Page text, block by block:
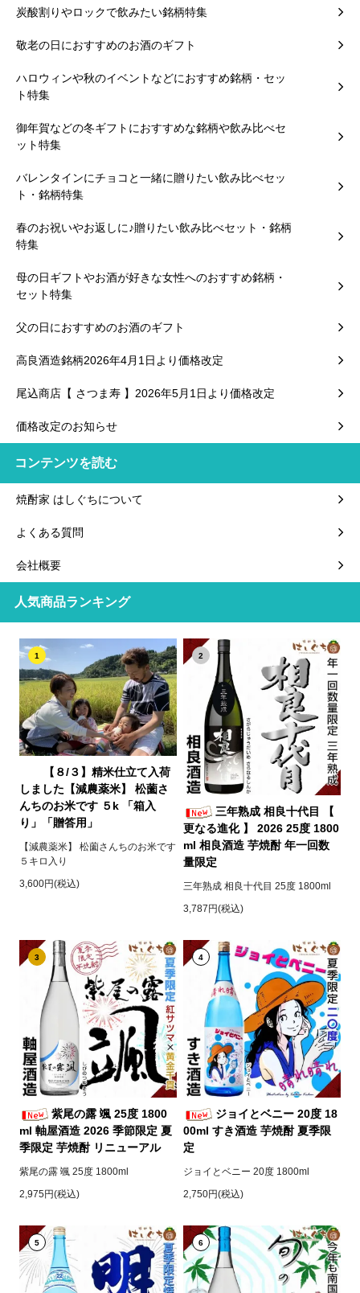
炭酸割りやロックで飲みたい銘柄特集
敬老の日におすすめのお酒のギフト
ハロウィンや秋のイベントなどにおすすめ銘柄・セッ
ト特集
御年賀などの冬ギフトにおすすめな銘柄や飲み比べセ
ット特集
バレンタインにチョコと一緒に贈りたい飲み比べセッ
ト・銘柄特集
春のお祝いやお返しに♪贈りたい飲み比べセット・銘柄
特集
母の日ギフトやお酒が好きな女性へのおすすめ銘柄・
セット特集
父の日におすすめのお酒のギフト
高良酒造銘柄2026年4月1日より価格改定
尾込商店【 さつま寿 】2026年5月1日より価格改定
価格改定のお知らせ
コンテンツを読む
焼酎家 はしぐちについて
よくある質問
会社概要
人気商品ランキング
1
【８/３】精米仕立て入荷
しました【減農薬米】 松薗さ
んちのお米です ５k 「箱入
り」「贈答用」
【減農薬米】 松薗さんちのお米です
５キロ入り
3,600円(税込)
2
三年熟成 相良十代目 【
更なる進化 】 2026 25度 1800
ml 相良酒造 芋焼酎 年一回数
量限定
三年熟成 相良十代目 25度 1800ml
3,787円(税込)
3
紫尾の露 颯 25度 1800
ml 軸屋酒造 2026 季節限定 夏
季限定 芋焼酎 リニューアル
紫尾の露 颯 25度 1800ml
2,975円(税込)
4
ジョイとベニー 20度 18
00ml すき酒造 芋焼酎 夏季限
定
ジョイとベニー 20度 1800ml
2,750円(税込)
5 6